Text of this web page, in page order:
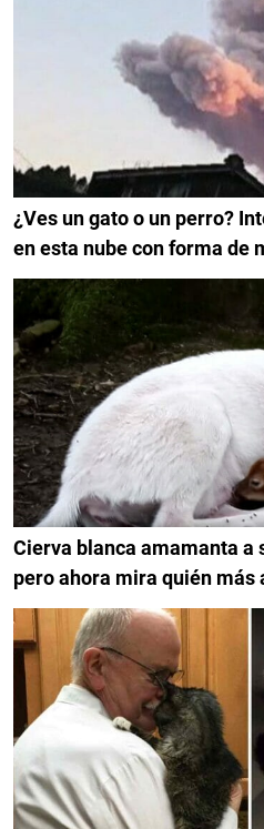
¿Ves un gato o un perro?
en esta nube con forma de
Cierva blanca amamanta a
pero ahora mira quién más